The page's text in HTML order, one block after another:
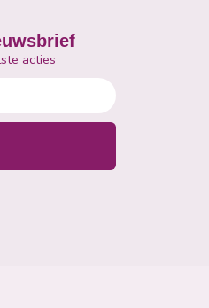
acties